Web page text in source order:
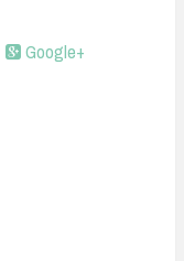
Google+